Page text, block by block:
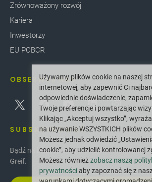
Zrównoważony rozwój
Kariera
Inwestorzy
EU PCBCR
OBSERWUJ NAS
SUBSKRYBOWAĆ
Bądź na bieżąco z najnowszymi innowacjami
Greif.
Używamy plików cookie na naszej
internetowej, aby zapewnić Ci
odpowiednie doświadczenie,
Twoje preferencje i powtarzając
Klikając „Akceptuj wszystko”,
na używanie WSZYSTKICH plików
Możesz jednak odwiedzić
cookie”, aby udzielić kontrolowanej
Możesz równieżzobacz naszą
prywatnościaby zapoznać się z